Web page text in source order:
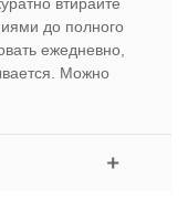
до полного
ежедневно,
Можно